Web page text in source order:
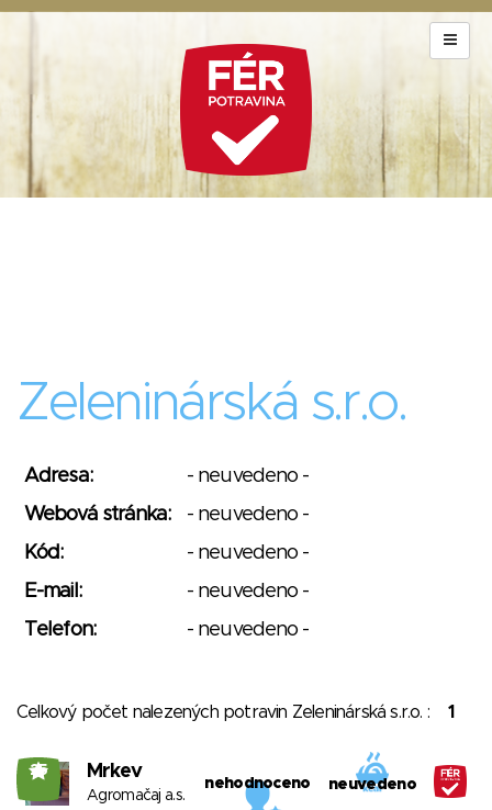
Zeleninárská s.r.o.
Adresa:
- neuvedeno -
Webová stránka:
- neuvedeno -
Kód:
- neuvedeno -
E-mail:
- neuvedeno -
Telefon:
- neuvedeno -
Celkový počet nalezených potravin Zeleninárská s.r.o. : 1
25 Mrkev
Agromačaj a.s.
nehodnoceno neuvedeno